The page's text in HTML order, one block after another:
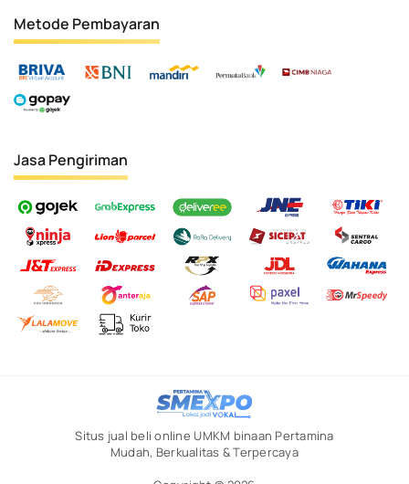
Metode Pembayaran
Jasa Pengiriman
Situs jual beli online UMKM binaan Pertamina
Mudah, Berkualitas & Terpercaya